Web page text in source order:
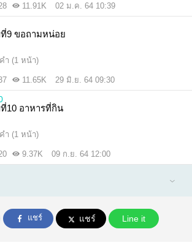
11.91K 02 ม.ค. 64 10:39
บทที่9 ขอถามหน่อย
ำ (1 หน้า)
11.65K 29 มิ.ย. 64 09:30
บทที่10 อาหารที่กิน
ำ (1 หน้า)
9.37K 09 ก.ย. 64 12:00
แชร์ แชร์ Line it